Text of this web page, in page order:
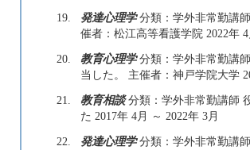
19.
発達心理学分類：学外非常勤講
催者：松江高等看護学院 2022年 4
20.
教育心理学分類：学外非常勤講
当した。 主催者：神戸学院大学
21.
教育相談分類：学外非常勤講師
た 2017年 4月 ～ 2022年 3月
22.
発達心理学分類：学外非常勤講